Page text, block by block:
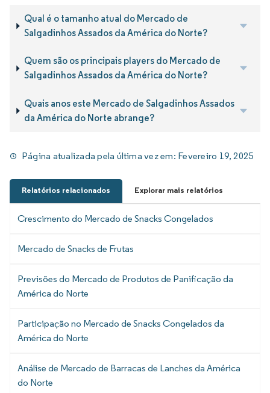
Qual é o tamanho atual do Mercado de
Salgadinhos Assados da América do Norte?
Quem são os principais players do Mercado de
Salgadinhos Assados da América do Norte?
Quais anos este Mercado de Salgadinhos Assados
da América do Norte abrange?
Página atualizada pela última vez em: Fevereiro 19, 2025
Relatórios relacionados Explorar mais relatórios
Crescimento do Mercado de Snacks Congelados
Mercado de Snacks de Frutas
Previsões do Mercado de Produtos de Panificação da
América do Norte
Participação no Mercado de Snacks Congelados da
América do Norte
Análise de Mercado de Barracas de Lanches da América
do Norte